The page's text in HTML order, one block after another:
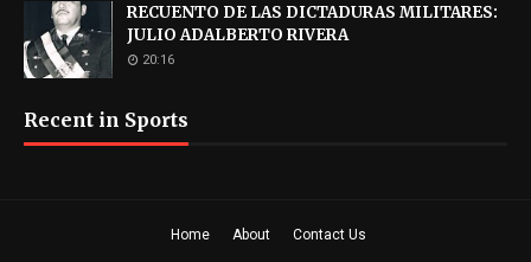
RECUENTO DE LAS DICTADURAS MILITARES:
JULIO ADALBERTO RIVERA
20:16
Recent in Sports
Home About Contact Us